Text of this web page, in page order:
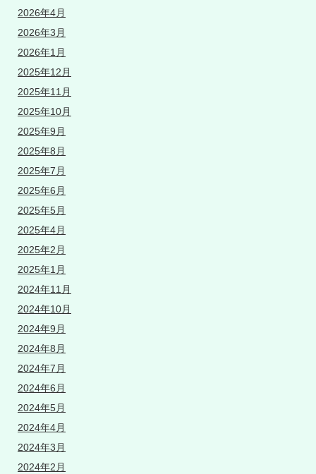
2026年4月
2026年3月
2026年1月
2025年12月
2025年11月
2025年10月
2025年9月
2025年8月
2025年7月
2025年6月
2025年5月
2025年4月
2025年2月
2025年1月
2024年11月
2024年10月
2024年9月
2024年8月
2024年7月
2024年6月
2024年5月
2024年4月
2024年3月
2024年2月